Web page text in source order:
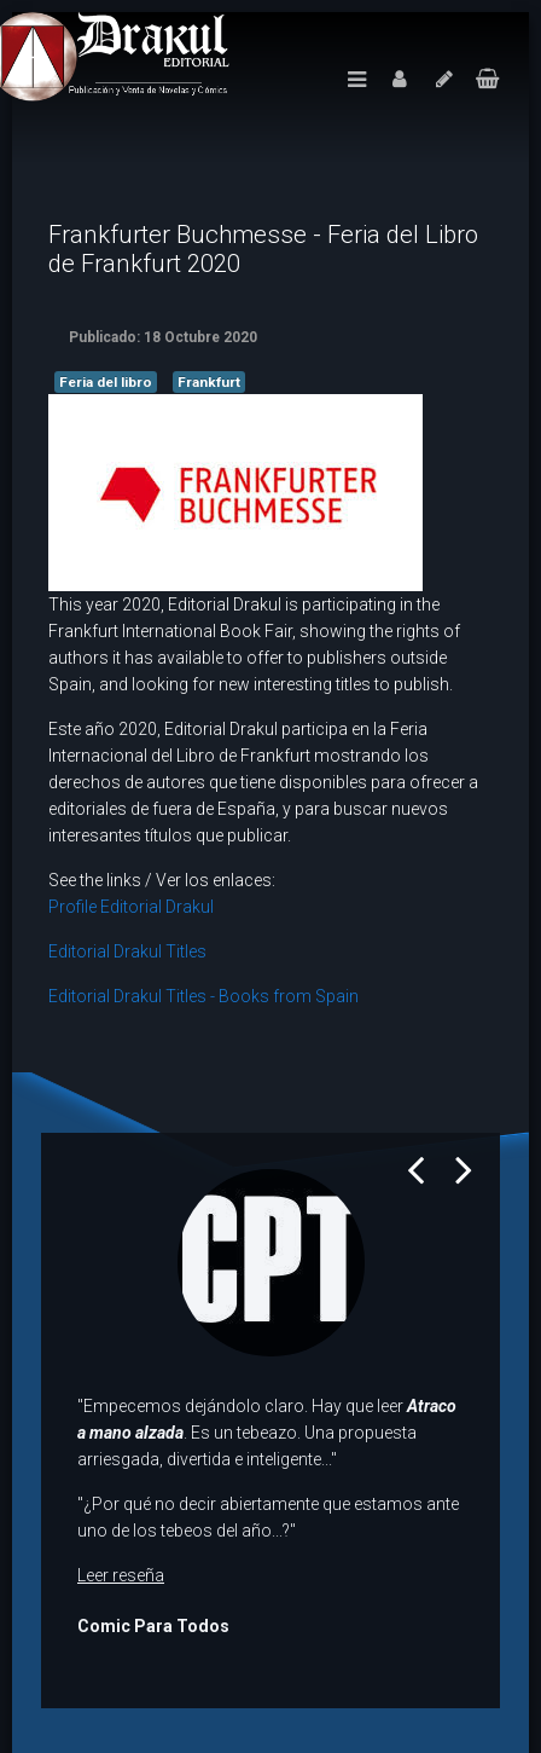
Frankfurter Buchmesse - Feria del Libro
de Frankfurt 2020
Publicado: 18 Octubre 2020
Feria del libro Frankfurt
This year 2020, Editorial Drakul is participating in the
Frankfurt International Book Fair, showing the rights of
authors it has available to offer to publishers outside
Spain, and looking for new interesting titles to publish.
Este año 2020, Editorial Drakul participa en la Feria
Internacional del Libro de Frankfurt mostrando los
derechos de autores que tiene disponibles para ofrecer a
editoriales de fuera de España, y para buscar nuevos
interesantes títulos que publicar.
See the links / Ver los enlaces:
Profile Editorial Drakul
Editorial Drakul Titles
Editorial Drakul Titles - Books from Spain
"Empecemos dejándolo claro. Hay que leerAtraco
a mano alzada . Es un tebeazo. Una propuesta
arriesgada, divertida e inteligente..."
"¿Por qué no decir abiertamente que estamos ante
uno de los tebeos del año...?"
Leer reseña
Comic Para Todos